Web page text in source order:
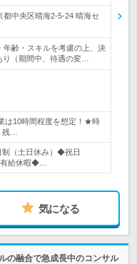
中央区晴海2-5-24 晴海セ
齢・スキルを考慮の上、決
（期間中、待遇の変…
は10時間程度を想定！★時
…
（土日休み）◆祝日
給休暇◆…
気になる
の融合で急成長中のコンサル